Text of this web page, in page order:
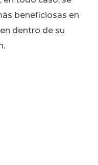
beneficiosas en
dentro de su